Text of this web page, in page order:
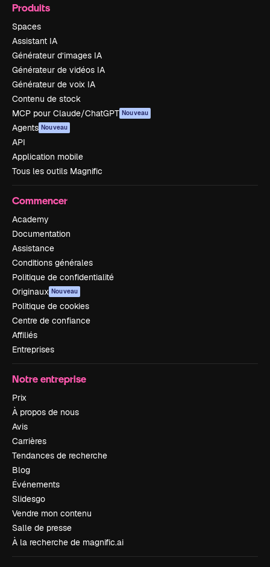
Produits
Spaces
Assistant IA
Générateur d’images IA
Générateur de vidéos IA
Générateur de voix IA
Contenu de stock
MCP pour Claude/ChatGPT Nouveau
Agents Nouveau
API
Application mobile
Tous les outils Magnific
Commencer
Academy
Documentation
Assistance
Conditions générales
Politique de confidentialité
Originaux Nouveau
Politique de cookies
Centre de confiance
Affiliés
Entreprises
Notre entreprise
Prix
À propos de nous
Avis
Carrières
Tendances de recherche
Blog
Événements
Slidesgo
Vendre mon contenu
Salle de presse
À la recherche de magnific.ai